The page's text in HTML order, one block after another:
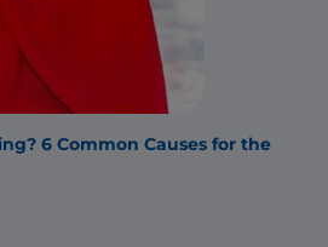
6 Common Causes for the